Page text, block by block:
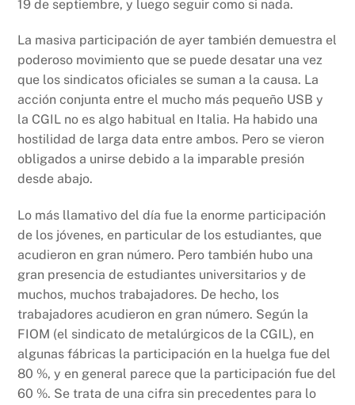
19 de septiembre, y luego seguir como si nada.
La masiva participación de ayer también demuestra el
poderoso movimiento que se puede desatar una vez
que los sindicatos oficiales se suman a la causa. La
acción conjunta entre el mucho más pequeño USB y
la CGIL no es algo habitual en Italia. Ha habido una
hostilidad de larga data entre ambos. Pero se vieron
obligados a unirse debido a la imparable presión
desde abajo.
Lo más llamativo del día fue la enorme participación
de los jóvenes, en particular de los estudiantes, que
acudieron en gran número. Pero también hubo una
gran presencia de estudiantes universitarios y de
muchos, muchos trabajadores. De hecho, los
trabajadores acudieron en gran número. Según la
FIOM (el sindicato de metalúrgicos de la CGIL), en
algunas fábricas la participación en la huelga fue del
80 %, y en general parece que la participación fue del
60 %. Se trata de una cifra sin precedentes para lo